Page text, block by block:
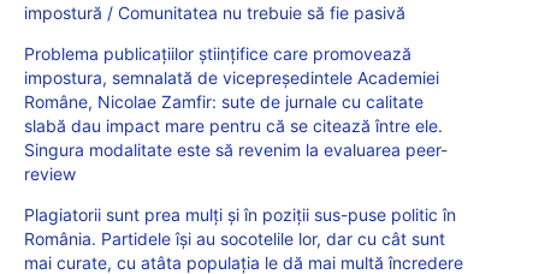
impostură / Comunitatea nu trebuie să fie pasivă
Problema publicațiilor științifice care promovează
impostura, semnalată de vicepreședintele Academiei
Române, Nicolae Zamfir: sute de jurnale cu calitate
slabă dau impact mare pentru că se citează între ele.
Singura modalitate este să revenim la evaluarea peer-
review
Plagiatorii sunt prea mulți și în poziții sus-puse politic în
România. Partidele își au socotelile lor, dar cu cât sunt
mai curate, cu atâta populația le dă mai multă încredere